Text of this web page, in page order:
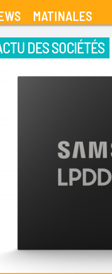
MATINALES
DES SOCIÉTÉS